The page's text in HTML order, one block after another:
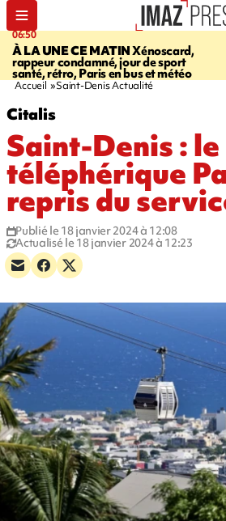
06:50
À LA UNE CE MATINXénoscard,
rappeur condamné, jour de sport
santé, rétro, Paris en bus et météo
Accueil Saint-Denis Actualité
Citalis
Saint-Denis : le
téléphérique
repris du
Publié le 18 janvier 2024 à 12:08
Actualisé le 18 janvier 2024 à 12:23